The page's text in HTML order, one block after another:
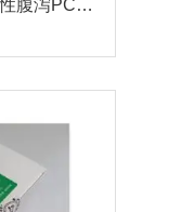
猪传染性胃肠炎流行性腹泻PCR检测试剂盒